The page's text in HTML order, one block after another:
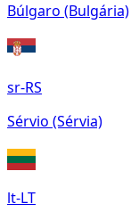
Búlgaro (Bulgária)
sr-RS
Sérvio (Sérvia)
lt-LT